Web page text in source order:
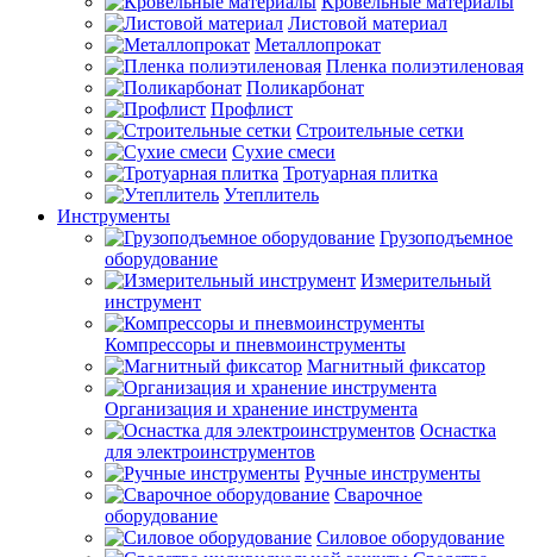
Листовой материал
Металлопрокат
Пленка полиэтиленовая
Поликарбонат
Профлист
Строительные сетки
Сухие смеси
Тротуарная плитка
Утеплитель
Инструменты
Грузоподъемное
оборудование
Измерительный
инструмент
Компрессоры и пневмоинструменты
Магнитный фиксатор
Организация и хранение инструмента
Оснастка
для электроинструментов
Ручные инструменты
Сварочное
оборудование
Силовое оборудование